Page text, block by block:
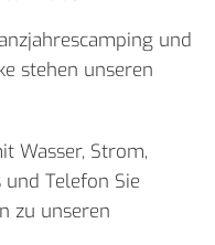
und
stehen unseren
Wasser, Strom,
und Telefon Sie
zu unseren